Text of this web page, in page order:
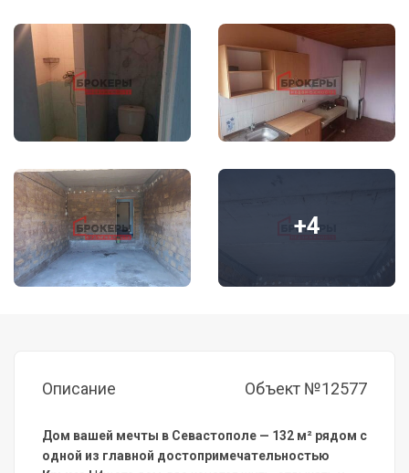
+4
Описание Объект №12577
Дом вашей мечты в Севастополе — 132 м² рядом с
одной из главной достопримечательностью